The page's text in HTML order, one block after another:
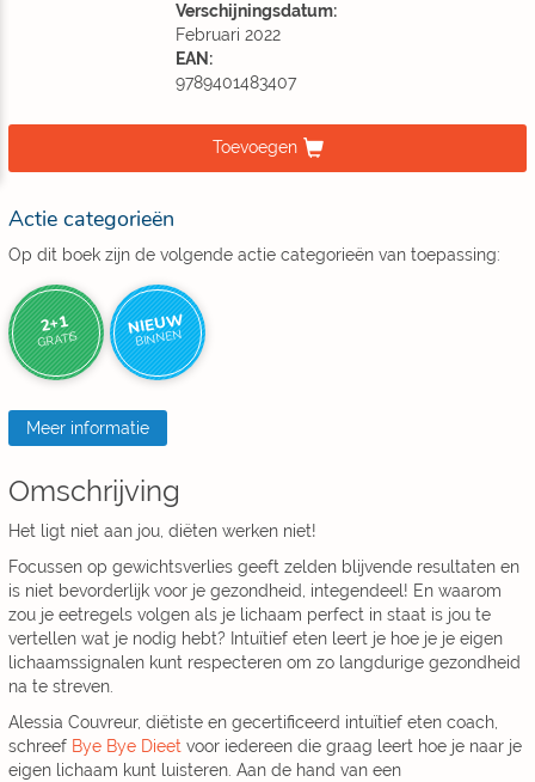
Verschijningsdatum:
Februari 2022
EAN:
9789401483407
Toevoegen
Actie categorieën
Op dit boek zijn de volgende actie categorieën van toepassing:
2+1
GRATIS NIEUW
BINNEN
Meer informatie
Omschrijving
Het ligt niet aan jou, diëten werken niet!
Focussen op gewichtsverlies geeft zelden blijvende resultaten en
is niet bevorderlijk voor je gezondheid, integendeel! En waarom
zou je eetregels volgen als je lichaam perfect in staat is jou te
vertellen wat je nodig hebt? Intuïtief eten leert je hoe je je eigen
lichaamssignalen kunt respecteren om zo langdurige gezondheid
na te streven.
Alessia Couvreur, diëtiste en gecertificeerd intuïtief eten coach,
schreef Bye Bye Dieet voor iedereen die graag leert hoe je naar je
eigen lichaam kunt luisteren. Aan de hand van een